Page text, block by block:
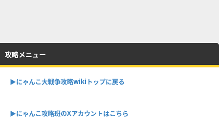
攻略メニュー
▶︎にゃんこ大戦争攻略wikiトップに戻る
▶︎にゃんこ攻略班のXアカウントはこちら